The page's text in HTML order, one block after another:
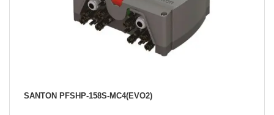
SANTON PFSHP-158S-MC4(EVO2)